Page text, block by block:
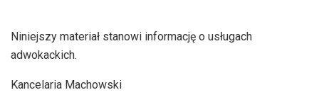
Niniejszy materiał stanowi informację o usługach
adwokackich.
Kancelaria Machowski